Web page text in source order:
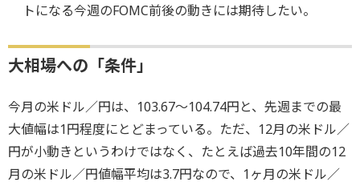
トになる今週のFOMC前後の動きには期待したい。
大相場への「条件」
今月の米ドル／円は、103.67～104.74円と、先週までの最
大値幅は1円程度にとどまっている。ただ、12月の米ドル／
円が小動きというわけではなく、たとえば過去10年間の12
月の米ドル／円値幅平均は3.7円なので、1ヶ月の米ドル／